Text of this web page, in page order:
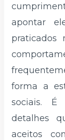
apontar
praticados
forma a
sociais.
detalhes
aceitos